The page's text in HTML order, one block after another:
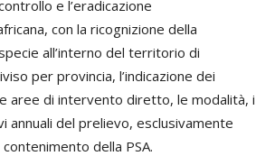
e l’eradicazione
con la ricognizione della
all’interno del territorio di
per provincia, l’indicazione dei
aree di intervento diretto, le modalità, i
annuali del prelievo, esclusivamente
della PSA.